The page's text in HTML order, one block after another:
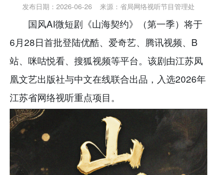
发布日期：2026-06-26 来源： 省局网络视听节目管理处
国风AI微短剧《山海契约》（第一季）将于
6月28日首批登陆优酷、爱奇艺、腾讯视频、B
站、咪咕悦看、搜狐视频等平台。该剧由江苏凤
凰文艺出版社与中文在线联合出品，入选2026年
江苏省网络视听重点项目。